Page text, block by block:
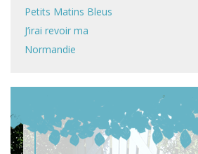
Petits Matins Bleus
J’irai revoir ma
Normandie